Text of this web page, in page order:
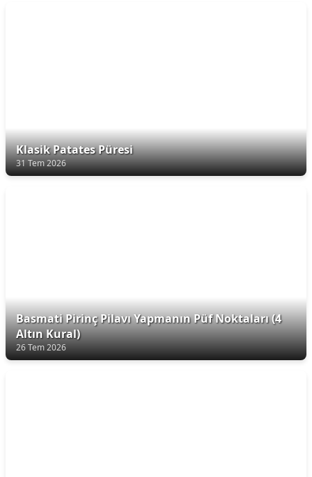
Klasik Patates Püresi
31 Tem 2026
Basmati Pirinç Pilavı Yapmanın Püf Noktaları (4
Altın Kural)
26 Tem 2026